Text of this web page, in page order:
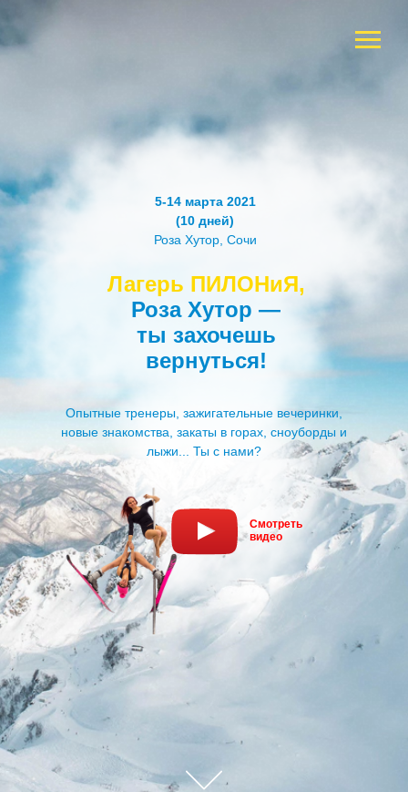
Опытные тренеры, зажигательные вечеринки,
новые знакомства, закаты в горах, сноуборды и
лыжи... Ты с нами?
Лагерь ПИЛОНиЯ,
Роза Хутор —
ты захочешь
вернуться!
5-14 марта 2021
(10 дней)
Роза Хутор, Сочи
Смотреть
видео